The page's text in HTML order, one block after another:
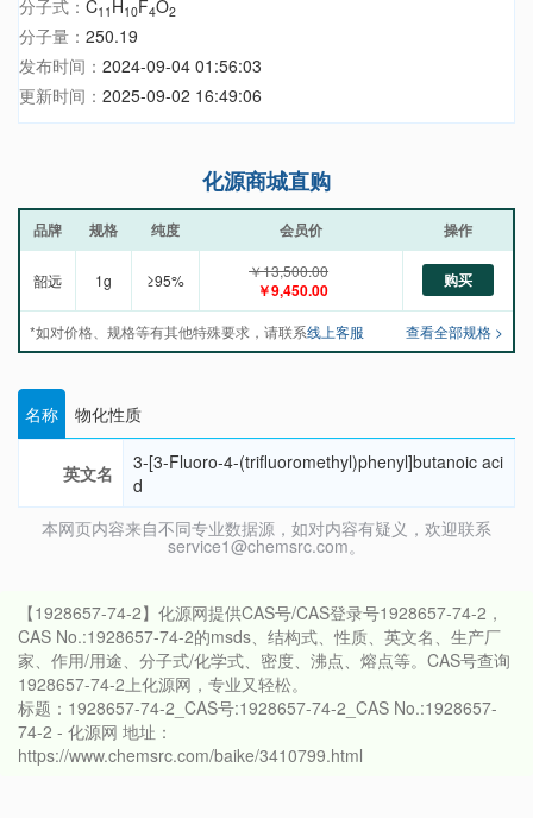
分子式： C11 H10F4O2
分子量： 250.19
发布时间： 2024-09-04 01:56:03
更新时间： 2025-09-02 16:49:06
化源商城直购
品牌 规格 纯度 会员价 操作
韶远 1g ≥95% ￥13,500.00
￥9,450.00 购买
*如对价格、规格等有其他特殊要求，请联系线上客服 查看全部规格 >
名称 物化性质
英文名
3-[3-Fluoro-4-(trifluoromethyl)phenyl]butanoic aci
d
本网页内容来自不同专业数据源，如对内容有疑义，欢迎联系
service1@chemsrc.com。
【1928657-74-2】化源网提供CAS号/CAS登录号1928657-74-2，
CAS No.:1928657-74-2的msds、结构式、性质、英文名、生产厂
家、作用/用途、分子式/化学式、密度、沸点、熔点等。CAS号查询
1928657-74-2上化源网，专业又轻松。
标题：1928657-74-2_CAS号:1928657-74-2_CAS No.:1928657-
74-2 - 化源网 地址：
https://www.chemsrc.com/baike/3410799.html